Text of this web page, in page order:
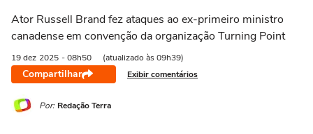
Ator Russell Brand fez ataques ao ex-primeiro ministro
canadense em convenção da organização Turning Point
19 dez 2025 - 08h50 (atualizado às 09h39)
Compartilhar Exibir comentários
Por: Redação Terra